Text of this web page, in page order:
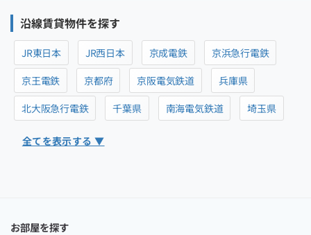
沿線賃貸物件を探す
JR東日本 JR西日本 京成電鉄
京浜急行電鉄
京王電鉄
京都府 京阪電気鉄道
兵庫県
北大阪急行電鉄
千葉県 南海電気鉄道 埼玉県
全てを表示する ▼
お部屋を探す